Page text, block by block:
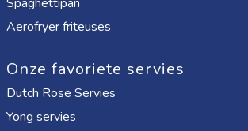
Aerofryer friteuses
Onze favoriete servies
Dutch Rose Servies
Yong servies